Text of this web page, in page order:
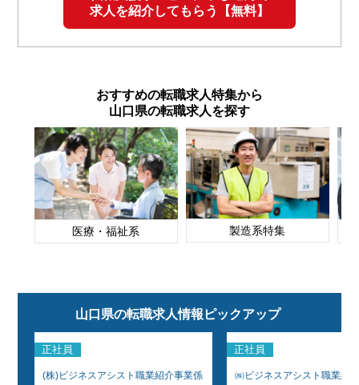
求人を紹介してもらう【無料】
おすすめの転職求人特集から
山口県の転職求人を探す
医療・福祉系 製造系特集
山口県の転職求人情報ピックアップ
正社員
(株)ビジネスアシスト職業紹介事業係
正社員
㈱ビジネスアシスト職業紹